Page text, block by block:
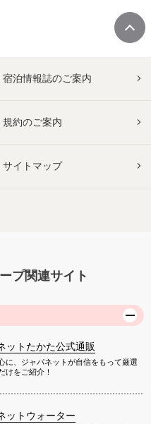
宿泊情報誌のご案内
規約のご案内
サイトマップ
プ関連サイト
ットたかた公式通販
に、ジャパネットが自信をもって厳選
けをご紹介！
ットウォーター